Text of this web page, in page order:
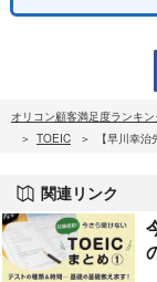
オリコン顧客満足度ランキ
TOEIC
【早川幸
関連リンク